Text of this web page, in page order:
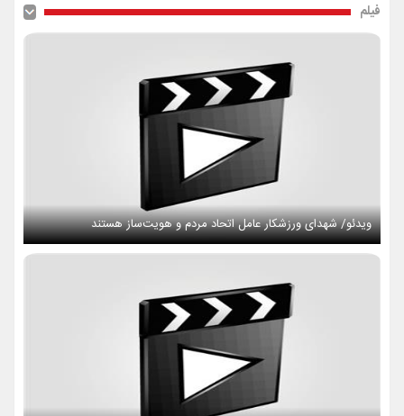
فیلم
ویدئو/ شهدای ورزشکار عامل اتحاد مردم و هویت‌ساز هستند